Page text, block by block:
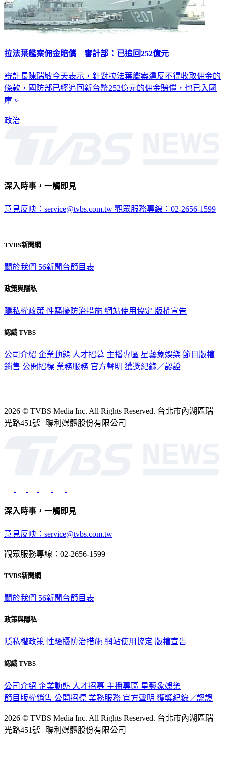
拉法葉艦案佣金賠償 審計部：已追回252億元
審計長陳瑞敏今天表示，針對拉法葉艦案違反不得收取佣金的
條款，國防部已經追回新台幣252億元的佣金賠償，也已入國
庫。
政治
深入時事，一觸即見
意見反映：service@tvbs.com.tw 觀眾服務專線：02-2656-1599
TVBS新聞網
關於我們 56新聞台節目表
政策與隱私
隱私權政策 性騷擾防治措施 網站使用協定 版權宣告
認識 TVBS
公司介紹 企業動態 人才招募 主播專區 星藝象娛樂 節目版權
銷售 公開招標 業務服務 官方聲明 獲獎紀錄／認證
2026 © TVBS Media Inc. All Rights Reserved. 台北市內湖區瑞
光路451號 | 聯利媒體股份有限公司
深入時事，一觸即見
意見反映：service@tvbs.com.tw
觀眾服務專線：02-2656-1599
TVBS新聞網
關於我們 56新聞台節目表
政策與隱私
隱私權政策 性騷擾防治措施 網站使用協定 版權宣告
認識 TVBS
公司介紹 企業動態 人才招募 主播專區 星藝象娛樂
節目版權銷售 公開招標 業務服務 官方聲明 獲獎紀錄／認證
2026 © TVBS Media Inc. All Rights Reserved. 台北市內湖區瑞
光路451號 | 聯利媒體股份有限公司